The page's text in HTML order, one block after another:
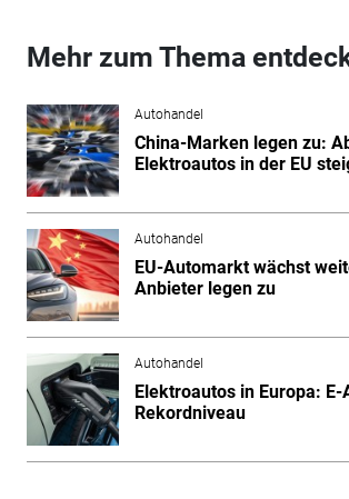
Mehr zum Thema
Autohandel
China-Marken legen zu:
Elektroautos in der EU
Autohandel
EU-Automarkt wächst
Anbieter legen zu
Autohandel
Elektroautos in Europa:
Rekordniveau